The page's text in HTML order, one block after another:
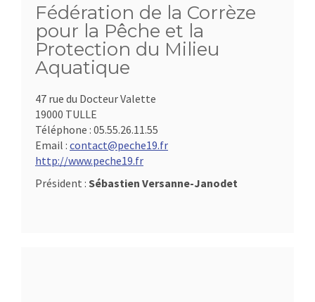
Fédération de la Corrèze
pour la Pêche et la
Protection du Milieu
Aquatique
47 rue du Docteur Valette
19000 TULLE
Téléphone : 05.55.26.11.55
Email : contact@peche19.fr
http://www.peche19.fr
Président : Sébastien Versanne-Janodet